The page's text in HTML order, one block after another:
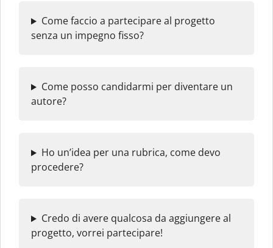
Come faccio a partecipare al progetto
senza un impegno fisso?
Come posso candidarmi per diventare un
autore?
Ho un’idea per una rubrica, come devo
procedere?
Credo di avere qualcosa da aggiungere al
progetto, vorrei partecipare!